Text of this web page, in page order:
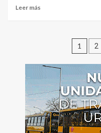
Leer más
de
1 2